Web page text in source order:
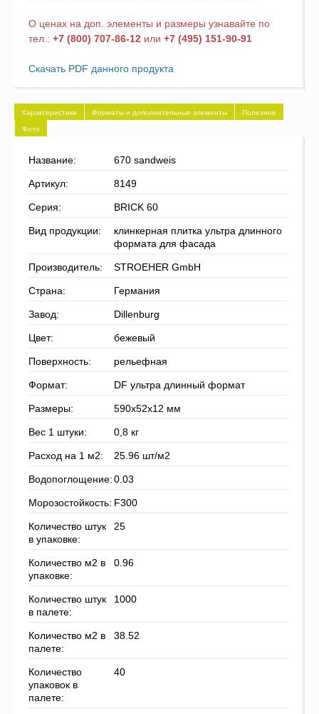
О ценах на доп. элементы и размеры узнавайте по
тел.: +7 (800) 707-86-12 или +7 (495) 151-90-91
Скачать PDF данного продукта
Характеристики Форматы и дополнительные элементы Полезное
Фото
Название: 670 sandweis
Артикул: 8149
Серия: BRICK 60
Вид продукции:
клинкерная плитка ультра длинного
формата для фасада
Производитель: STROEHER GmbH
Страна: Германия
Завод: Dillenburg
Цвет: бежевый
Поверхность: рельефная
Формат: DF ультра длинный формат
Размеры: 590x52x12 мм
Вес 1 штуки: 0,8 кг
Расход на 1 м2: 25.96 шт/м2
Водопоглощение: 0.03
Морозостойкость: F300
Количество штук
в упаковке:
25
Количество м2 в
упаковке:
0.96
Количество штук
в палете:
1000
Количество м2 в
палете:
38.52
Количество
упаковок в
палете:
40